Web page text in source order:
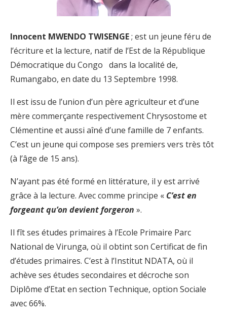
Innocent MWENDO TWISENGE; est un jeune féru de
l’écriture et la lecture, natif de l’Est de la République
Démocratique du Congo dans la localité de,
Rumangabo, en date du 13 Septembre 1998.
Il est issu de l’union d’un père agriculteur et d’une
mère commerçante respectivement Chrysostome et
Clémentine et aussi aîné d’une famille de 7 enfants.
C’est un jeune qui compose ses premiers vers très tôt
(à l’âge de 15 ans).
N’ayant pas été formé en littérature, il y est arrivé
grâce à la lecture. Avec comme principe « C’est en
forgeant qu’on devient forgeron ».
Il fît ses études primaires à l’Ecole Primaire Parc
National de Virunga, où il obtint son Certificat de fin
d’études primaires. C’est à l’Institut NDATA, où il
achève ses études secondaires et décroche son
Diplôme d’Etat en section Technique, option Sociale
avec 66%.